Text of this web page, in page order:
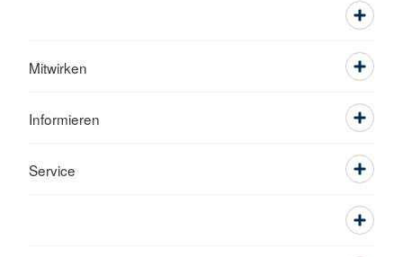
Mitwirken
Informieren
Service